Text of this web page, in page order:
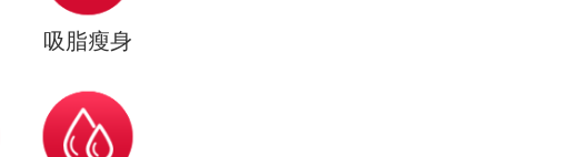
吸脂瘦身